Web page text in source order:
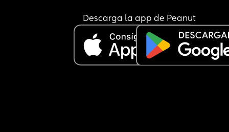
Descarga la app de Peanut